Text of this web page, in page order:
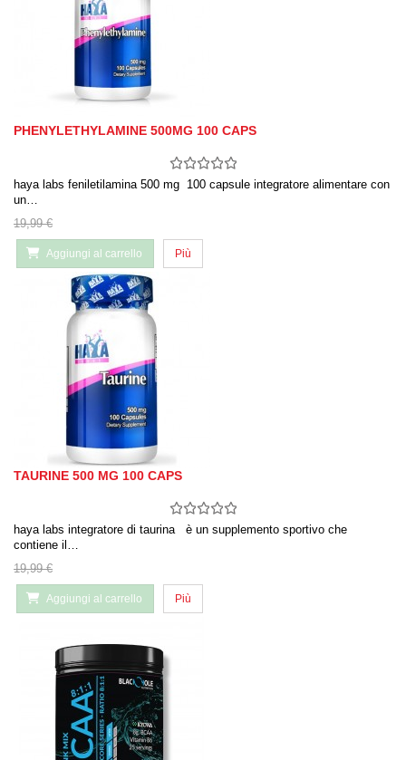
PHENYLETHYLAMINE 500MG 100 CAPS
haya labs feniletilamina 500 mg 100 capsule integratore alimentare con
un…
19,99 €
Aggiungi al carrello Più
TAURINE 500 MG 100 CAPS
haya labs integratore di taurina è un supplemento sportivo che
contiene il…
19,99 €
Aggiungi al carrello Più